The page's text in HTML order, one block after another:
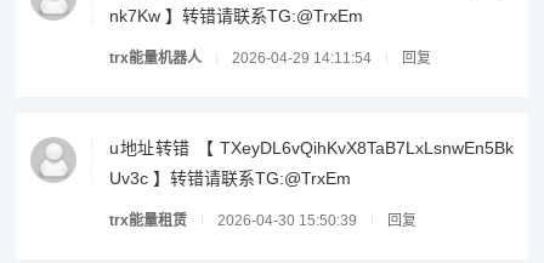
nk7Kw 】转错请联系TG:@TrxEm
trx能量机器人 2026-04-29 14:11:54 回复
u地址转错 【 TXeyDL6vQihKvX8TaB7LxLsnwEn5Bk
Uv3c 】转错请联系TG:@TrxEm
trx能量租赁 2026-04-30 15:50:39 回复